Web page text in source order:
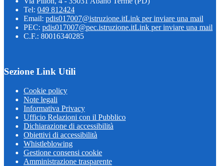
Tel: 049 812424
Email: pdis017007@istruzione.itLink per inviare una mail
PEC: pdis017007@pec.istruzione.itLink per inviare una mail
C.F.: 80016340285
Sezione Link Utili
Cookie policy
Note legali
Informativa Privacy
Ufficio Relazioni con il Pubblico
Dichiarazione di accessibilità
Obiettivi di accessibilità
Whistleblowing
Gestione consensi cookie
Amministrazione trasparente